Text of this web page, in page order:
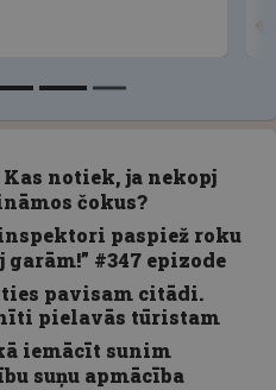
notiek, ja nekopj
čokus?
paspiež roku
garām!” #347 epizode
pavisam citādi.
pielavās tūristam
iemācīt sunim
suņu apmācība